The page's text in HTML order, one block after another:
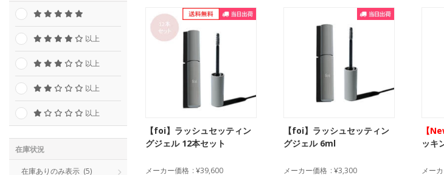
以上
以上
以上
以上
在庫状況
在庫ありのみ表示 (5)
【foi】ラッシュセッティン
グジェル 12本セット
メーカー価格
¥39,600
【foi】ラッシュセッティン
グジェル 6ml
メーカー価格
¥3,300
【
ッキ
メー